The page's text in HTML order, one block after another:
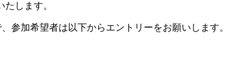
します。
加希望者は以下からエントリーをお願いします。